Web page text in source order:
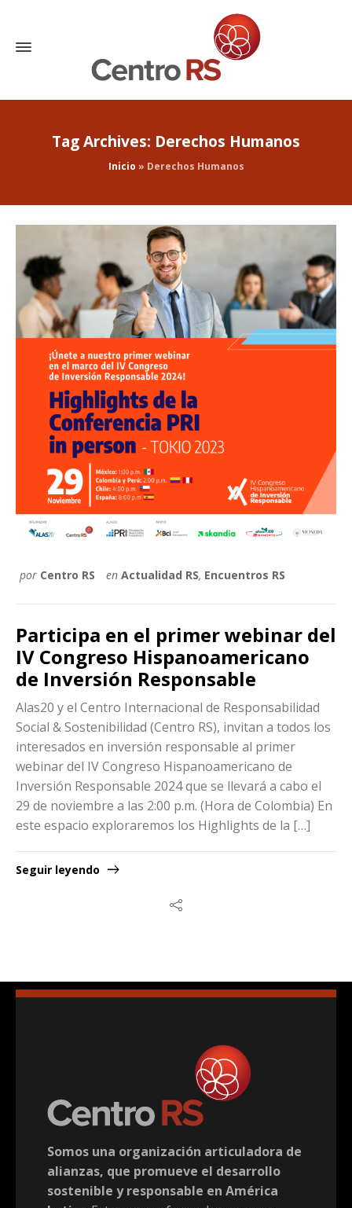
Tag Archives: Derechos Humanos
Inicio » Derechos Humanos
por Centro RS en Actualidad RS, Encuentros RS
Participa en el primer webinar del
IV Congreso Hispanoamericano
de Inversión Responsable
Alas20 y el Centro Internacional de Responsabilidad
Social & Sostenibilidad (Centro RS), invitan a todos los
interesados en inversión responsable al primer
webinar del IV Congreso Hispanoamericano de
Inversión Responsable 2024 que se llevará a cabo el
29 de noviembre a las 2:00 p.m. (Hora de Colombia) En
este espacio exploraremos los Highlights de la […]
Seguir leyendo
Somos una organización articuladora de
alianzas, que promueve el desarrollo
sostenible y responsable en América